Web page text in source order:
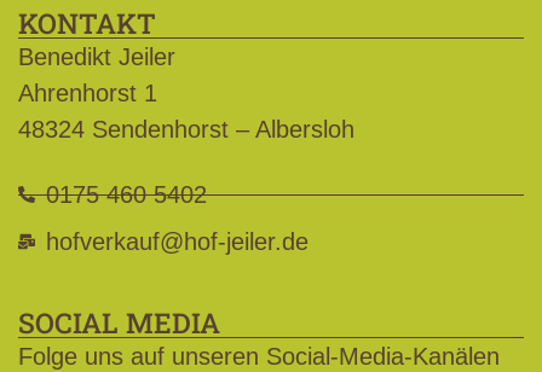
KONTAKT
Benedikt Jeiler
Ahrenhorst 1
48324 Sendenhorst – Albersloh
0175 460 5402
hofverkauf@hof-jeiler.de
SOCIAL MEDIA
Folge uns auf unseren Social-Media-Kanälen